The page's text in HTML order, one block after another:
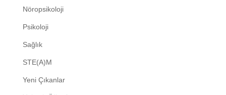
Nöropsikoloji
Psikoloji
Sağlık
STE(A)M
Yeni Çıkanlar